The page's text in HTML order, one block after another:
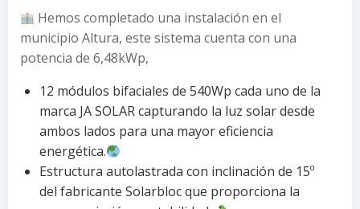
Hemos completado una instalación en el
municipio Altura, este sistema cuenta con una
potencia de 6,48kWp,
12 módulos bifaciales de 540Wp cada uno de la
marca JA SOLAR capturando la luz solar desde
ambos lados para una mayor eficiencia
energética.
Estructura autolastrada con inclinación de 15º
del fabricante Solarbloc que proporciona la